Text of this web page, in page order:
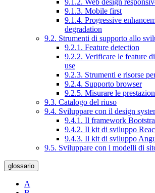
9.1.2. Web design
9.1.3. Mobile first
9.1.4. Progressive
degradation
9.2. Strumenti di supporto allo
9.2.1. Feature detection
9.2.2. Verificare le feature
use
9.2.3. Strumenti e risorse
9.2.4. Supporto browser
9.2.5. Misurare le
9.3. Catalogo del riuso
9.4. Sviluppare con il design
9.4.1. Il framework
9.4.2. Il kit di sviluppo
9.4.3. Il kit di sviluppo
9.5. Sviluppare con i modelli di
glossario
A